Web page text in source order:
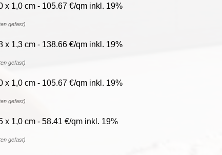
1,0 cm - 105.67 €/qm inkl. 19%
gefast)
1,3 cm - 138.66 €/qm inkl. 19%
gefast)
1,0 cm - 105.67 €/qm inkl. 19%
gefast)
1,0 cm - 58.41 €/qm inkl. 19%
gefast)